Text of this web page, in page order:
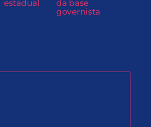
estadual
da base
governista